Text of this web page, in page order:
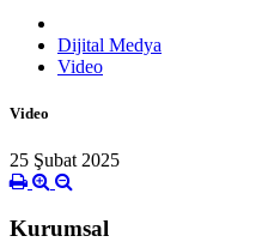
Dijital Medya
Video
Video
25 Şubat 2025
Kurumsal